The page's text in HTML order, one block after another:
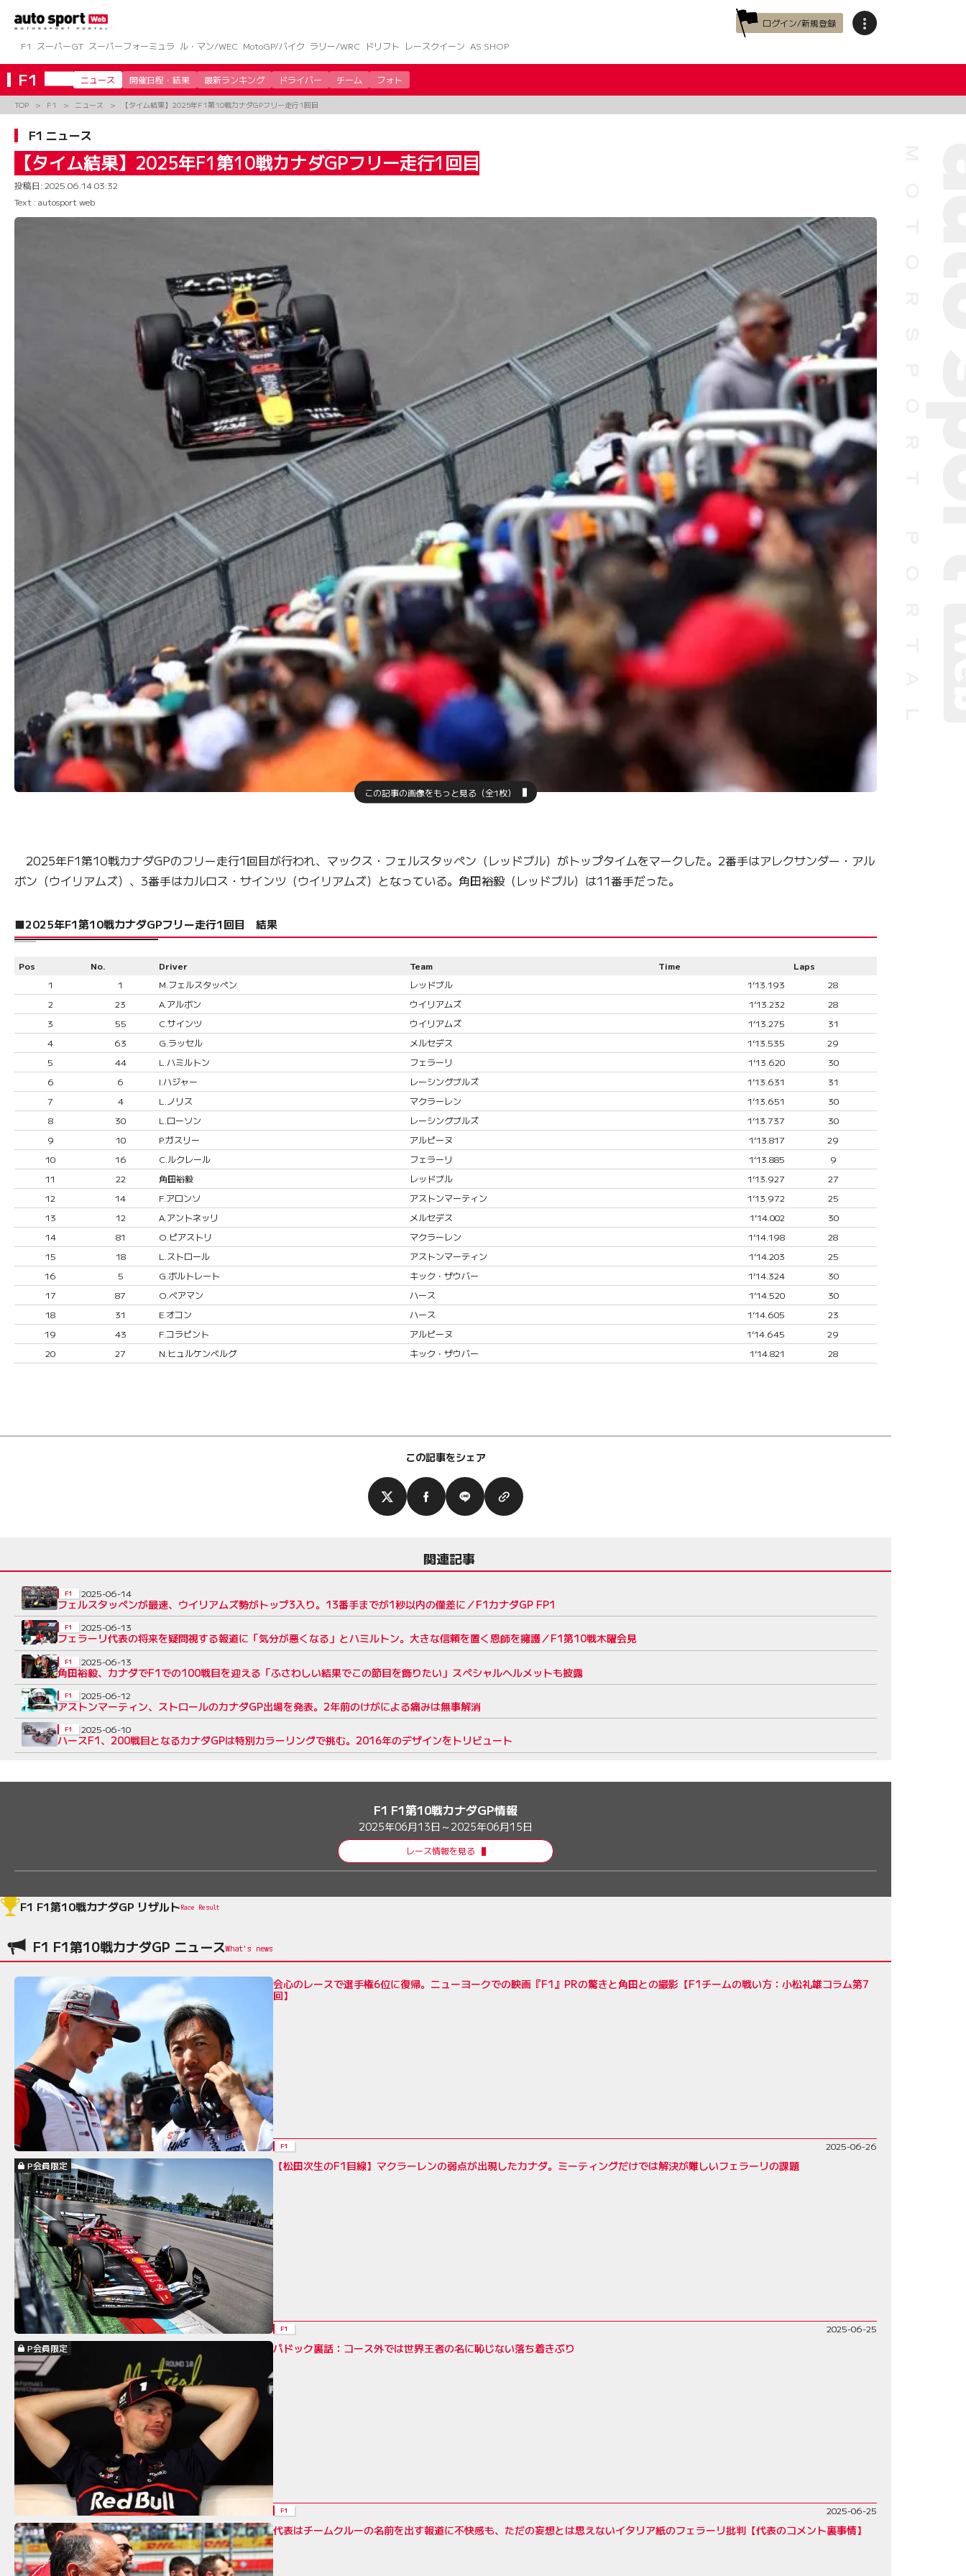
ツ
へ
ス
キ
ッ
ログイン/新規登録
F1
スーパーGT スーパーフォーミュラ ル・マン/WEC MotoGP/バイク ラリー/WRC ドリフト レースクイーン AS SHOP
F1 ニュース 開催日程・結果 最新ランキング ドライバー チーム フォト
TOP F1 ニュース 【タイム結果】2025年F1第10戦カナダGPフリー走行1回目
F1 ニュース
【タイム結果】2025年F1第10戦カナダGPフリー走行1回目
投稿日: 2025.06.14 03:32
Text : autosport web
この記事の画像をもっと見る（全1枚）
2025年F1第10戦カナダGPのフリー走行1回目が行われ、マックス・フェルスタッペン（レッドブル）がトップタイムをマークした。2番手はアレクサンダー・アル
ボン（ウイリアムズ）、3番手はカルロス・サインツ（ウイリアムズ）となっている。角田裕毅（レッドブル）は11番手だった。
■2025年F1第10戦カナダGPフリー走行1回目 結果
Pos No. Driver Team Time
Laps
1
1 M.フェルスタッペン レッドブル 1’13.193
28
2
23 A.アルボン ウイリアムズ 1’13.232
28
3
55 C.サインツ ウイリアムズ 1’13.275
31
4
63 G.ラッセル メルセデス 1’13.535
29
5
44 L.ハミルトン フェラーリ 1’13.620
30
6
6 I.ハジャー レーシングブルズ 1’13.631
31
7
4 L.ノリス マクラーレン 1’13.651
30
8
30 L.ローソン レーシングブルズ 1’13.737
30
9
10 P.ガスリー アルピーヌ 1’13.817
29
10
16 C.ルクレール フェラーリ 1’13.885
9
11
22 角田裕毅 レッドブル 1’13.927
27
12
14 F.アロンソ アストンマーティン 1’13.972
25
13
12 A.アントネッリ メルセデス 1’14.002
30
14
81 O.ピアストリ マクラーレン 1’14.198
28
15
18 L.ストロール アストンマーティン 1’14.203
25
16
5 G.ボルトレート キック・ザウバー 1’14.324
30
17
87 O.ベアマン ハース 1’14.520
30
18
31 E.オコン ハース 1’14.605
23
19
43 F.コラピント アルピーヌ 1’14.645
29
20
27 N.ヒュルケンベルグ キック・ザウバー 1’14.821 28
この記事をシェア
関連記事
フェルスタッペンが最速、ウイリアムズ勢がトップ3入り。13番手までが1秒以内の僅差に／F1カナダGP FP1
F1 2025-06-14
フェラーリ代表の将来を疑問視する報道に「気分が悪くなる」とハミルトン。大きな信頼を置く恩師を擁護／F1第10戦木曜会見
F1 2025-06-13
角田裕毅、カナダでF1での100戦目を迎える「ふさわしい結果でこの節目を飾りたい」スペシャルヘルメットも披露
F1 2025-06-13
アストンマーティン、ストロールのカナダGP出場を発表。2年前のけがによる痛みは無事解消
F1 2025-06-12
ハースF1、200戦目となるカナダGPは特別カラーリングで挑む。2016年のデザインをトリビュート
F1 2025-06-10
F1 F1第10戦カナダGP情報
2025年06月13日～2025年06月15日
レース情報を見る
F1 F1第10戦カナダGP リザルトRace Result
F1 F1第10戦カナダGP ニュース
会心のレースで選手権6位に復帰。ニューヨークでの映画『F1』PRの驚きと角田との撮影【F1チームの戦い方：小松礼雄コラム第7
回】
F1
2025-06-26
P会員限定
【松田次生のF1目線】マクラーレンの弱点が出現したカナダ。ミーティングだけでは解決が難しいフェラーリの課題
F1
2025-06-25
P会員限定
パドック裏話：コース外では世界王者の名に恥じない落ち着きぶり
F1 2025-06-25
代表はチームクルーの名前を出す報道に不快感も、ただの妄想とは思えないイタリア紙のフェラーリ批判【代表のコメント裏事情】